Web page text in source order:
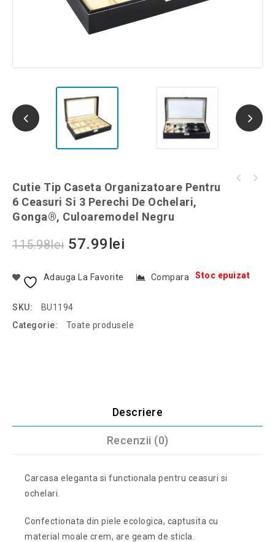
Cutie Tip Caseta Organizatoare Pentru
6 Ceasuri Si 3 Perechi De Ochelari,
Gonga®, Culoaremodel Negru
115.98lei 57.99 lei
Stoc epuizat
Adauga La Favorite Compara
SKU:
BU1194
Categorie:
Toate produsele
Descriere
Recenzii (0)
Carcasa eleganta si functionala pentru ceasuri si
ochelari.
Confectionata din piele ecologica, captusita cu
material moale crem, are geam de sticla.